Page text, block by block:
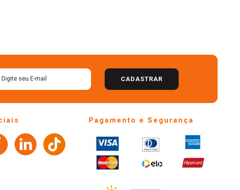
CADASTRAR
Pagamento e Segurança